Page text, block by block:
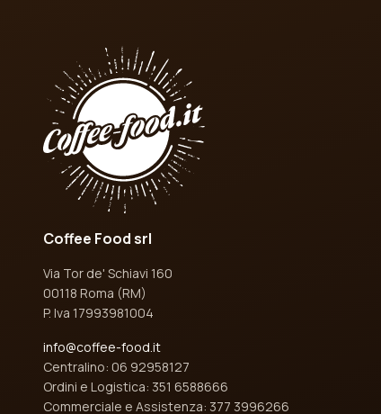
Coffee Food srl
Via Tor de' Schiavi 160
00118 Roma (RM)
P. Iva 17993981004
info@coffee-food.it
Centralino: 06 92958127
Ordini e Logistica: 351 6588666
Commerciale e Assistenza: 377 3996266